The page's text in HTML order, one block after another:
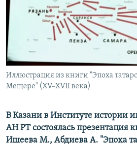
РАСПИСАНИЕ ВЕЩАНИЯ
ПОДПИШИТЕСЬ НА РАССЫЛКУ
СОЦИАЛЬНЫЕ СЕТИ
Все сайты РСЕ/РС
Иллюстрация из книги "Эпоха
Мещере" (XV–XVII века)
В Казани в Институте
АН РТ состоялась презентация
Ишеева М., Абдиева А. "Эпоха